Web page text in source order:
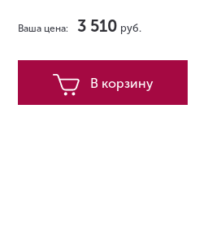
Ваша цена: 3 510 руб.
В корзину